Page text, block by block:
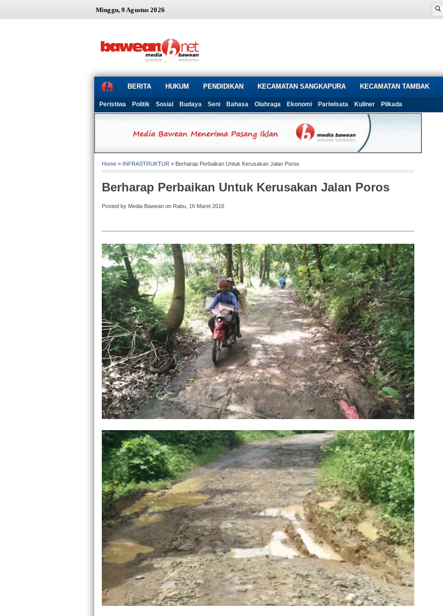
Minggu, 9 Agustus 2026
BERITA HUKUM PENDIDIKAN KECAMATAN SANGKAPURA KECAMATAN TAMBAK
Peristiwa Politik Sosial Budaya Seni Bahasa Olahraga Ekonomi Pariwisata Kuliner Pilkada
Home » INFRASTRUKTUR » Berharap Perbaikan Untuk Kerusakan Jalan Poros
Berharap Perbaikan Untuk Kerusakan Jalan Poros
Posted by Media Bawean on Rabu, 16 Maret 2016